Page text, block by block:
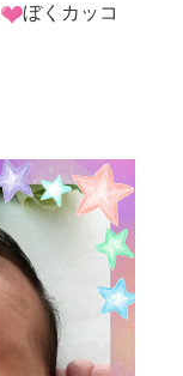
ぼくカッコ